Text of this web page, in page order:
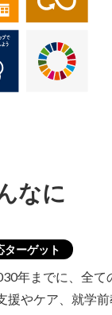
なに
ターゲット
年までに、全
援やケア、就学前